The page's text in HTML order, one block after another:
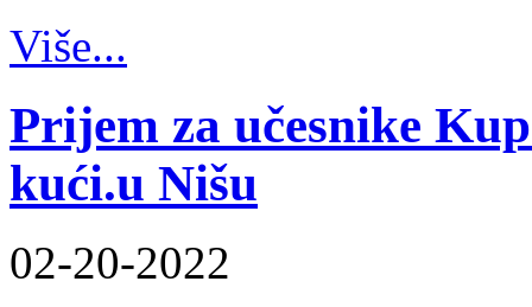
Više...
Prijem za učesnike
kući.u Nišu
02-20-2022